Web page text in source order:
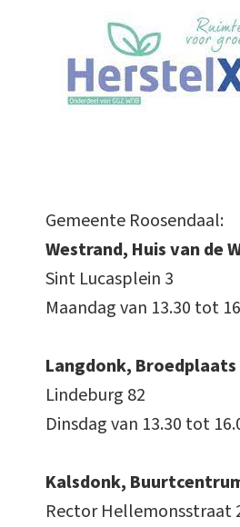
Gemeente Roosendaal:
Westrand, Huis van de
Sint Lucasplein 3
Maandag van 13.30 tot
Langdonk, Broedplaats
Lindeburg 82
Dinsdag van 13.30 tot
Kalsdonk,
Rector Hellemonsstraat